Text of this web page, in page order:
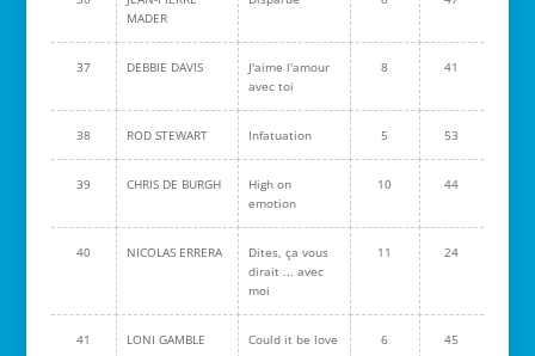
MADER
37 DEBBIE DAVIS
J'aime l'amour
avec toi
8 41
38 ROD STEWART Infatuation 5 53
39 CHRIS DE BURGH
High on
emotion
10 44
40 NICOLAS ERRERA
Dites, ça vous
dirait ... avec
moi
11 24
41 LONI GAMBLE Could it be love 6 45